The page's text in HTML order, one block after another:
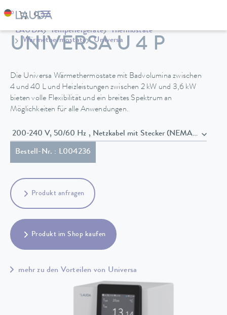
LAUDA Temperiergeräte
Thermostate
Wärmethermostate
Universa
UNIVERSA U 4 P
Die Universa Wärmethermostate mit Badvolumina zwischen
4 und 40 L und Heizleistungen zwischen 2 kW und 3,6 kW
bieten volle Flexibilität und ein breites Spektrum an
Möglichkeiten für alle Anwendungen.
200-240 V, 50/60 Hz , Netzkabel mit Stecker (NEMA 6-20P)
Bestell-Nr. : L004236
Produkt anfragen
Produkt im Shop kaufen
mehr zu den Vorteilen von Universa